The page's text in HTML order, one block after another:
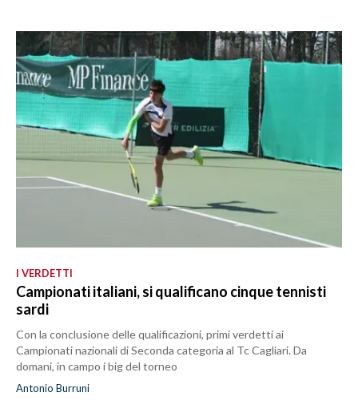
I VERDETTI
Campionati italiani, si qualificano cinque tennisti
sardi
Con la conclusione delle qualificazioni, primi verdetti ai
Campionati nazionali di Seconda categoria al Tc Cagliari. Da
domani, in campo i big del torneo
Antonio Burruni